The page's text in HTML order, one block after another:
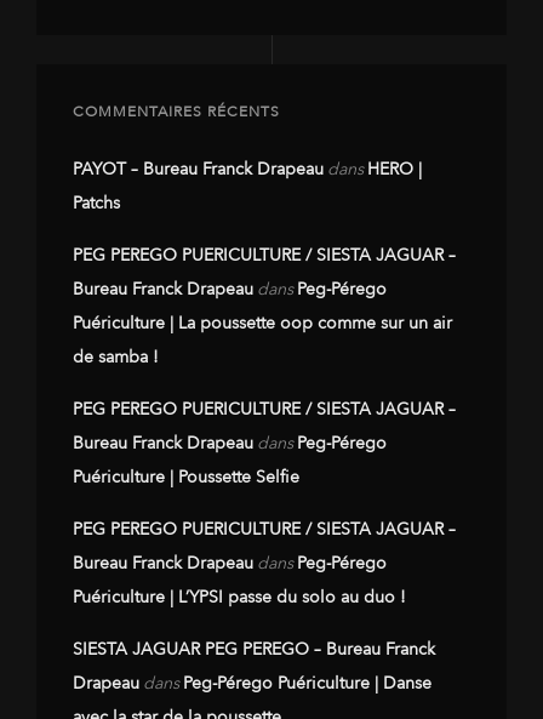
COMMENTAIRES RÉCENTS
PAYOT – Bureau Franck Drapeau dansHERO |
Patchs
PEG PEREGO PUERICULTURE / SIESTA JAGUAR –
Bureau Franck Drapeau dansPeg-Pérego
Puériculture | La poussette oop comme sur un air
de samba !
PEG PEREGO PUERICULTURE / SIESTA JAGUAR –
Bureau Franck Drapeau dansPeg-Pérego
Puériculture | Poussette Selfie
PEG PEREGO PUERICULTURE / SIESTA JAGUAR –
Bureau Franck Drapeau dansPeg-Pérego
Puériculture | L’YPSI passe du solo au duo !
SIESTA JAGUAR PEG PEREGO – Bureau Franck
Drapeau dansPeg-Pérego Puériculture | Danse